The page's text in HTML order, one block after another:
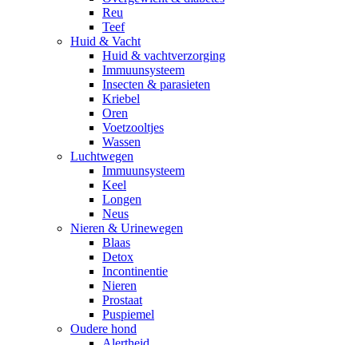
Reu
Teef
Huid & Vacht
Huid & vachtverzorging
Immuunsysteem
Insecten & parasieten
Kriebel
Oren
Voetzooltjes
Wassen
Luchtwegen
Immuunsysteem
Keel
Longen
Neus
Nieren & Urinewegen
Blaas
Detox
Incontinentie
Nieren
Prostaat
Puspiemel
Oudere hond